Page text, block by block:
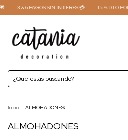
3 & 6 PAGOS SIN INTERES 💳 15 % DTO
Inicio . ALMOHADONES
ALMOHADONES